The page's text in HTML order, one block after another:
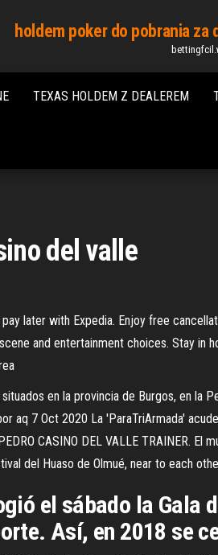
holdem poker do pobrania
TEXAS HOLDEM Z DEALEREM
del valle
later with Expedia. Enjoy free
and entertainment choices. Stay in
en la provincia de Burgos, en la
aq 7 Oct 2020 La 'ParaTriArmada'
CASINO DEL VALLE TRAINER.
del Huaso de Olmué, near to each
el sábado la
Así, en 2018 se